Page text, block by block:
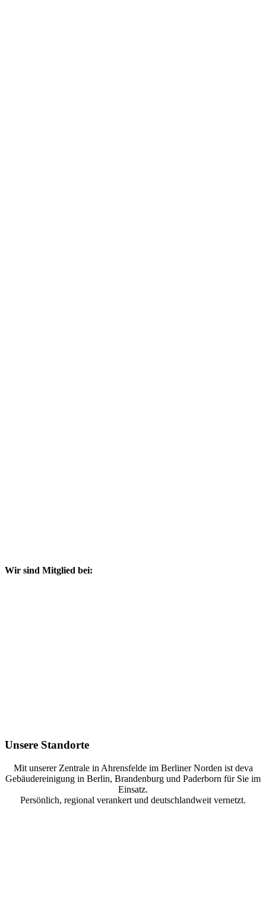
Wir sind Mitglied bei:
Unsere Standorte
Mit unserer Zentrale in Ahrensfelde im Berliner Norden ist deva
Gebäudereinigung in Berlin, Brandenburg und Paderborn für Sie im
Einsatz.
Persönlich, regional verankert und deutschlandweit vernetzt.